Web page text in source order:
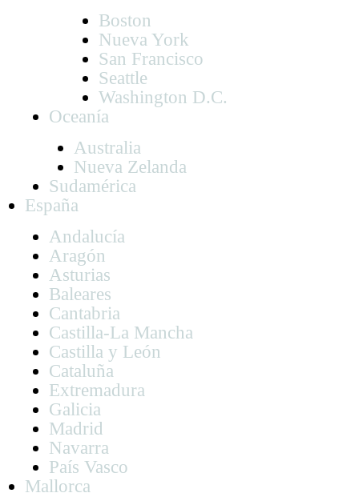
Boston
Nueva York
San Francisco
Seattle
Washington D.C.
Oceanía
Australia
Nueva Zelanda
Sudamérica
España
Andalucía
Aragón
Asturias
Baleares
Cantabria
Castilla-La Mancha
Castilla y León
Cataluña
Extremadura
Galicia
Madrid
Navarra
País Vasco
Mallorca